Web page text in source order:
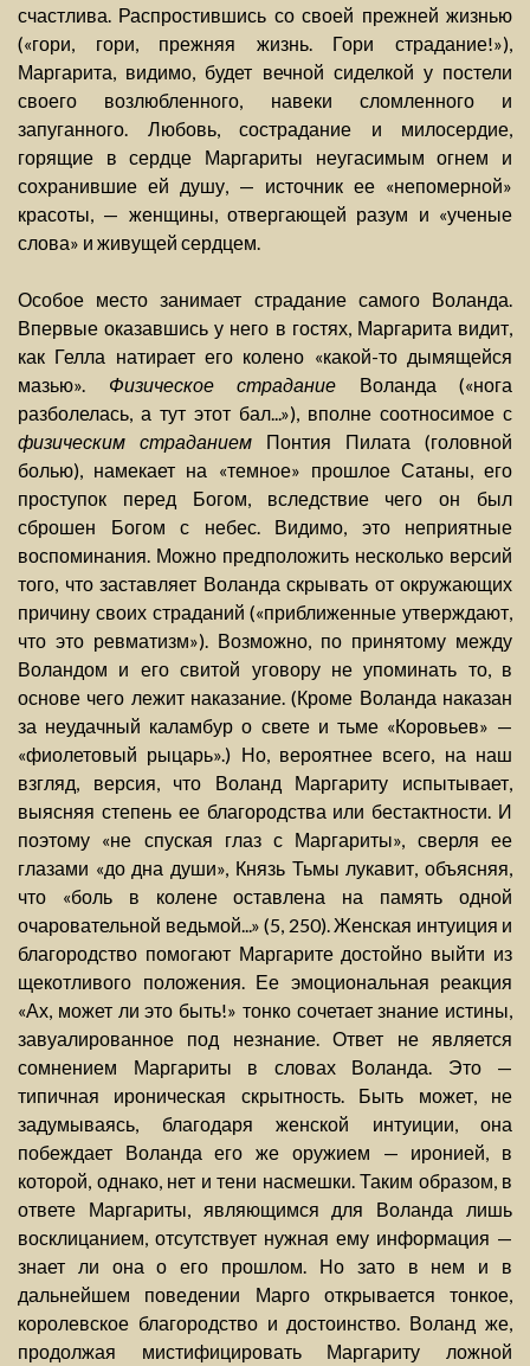
счастлива. Распростившись со своей прежней жизнью
(«гори, гори, прежняя жизнь. Гори страдание!»),
Маргарита, видимо, будет вечной сиделкой у постели
своего возлюбленного, навеки сломленного и
запуганного. Любовь, сострадание и милосердие,
горящие в сердце Маргариты неугасимым огнем и
сохранившие ей душу, — источник ее «непомерной»
красоты, — женщины, отвергающей разум и «ученые
слова» и живущей сердцем.
Особое место занимает страдание самого Воланда.
Впервые оказавшись у него в гостях, Маргарита видит,
как Гелла натирает его колено «какой-то дымящейся
мазью». Физическое страдание Воланда («нога
разболелась, а тут этот бал...»), вполне соотносимое с
физическим страданием Понтия Пилата (головной
болью), намекает на «темное» прошлое Сатаны, его
проступок перед Богом, вследствие чего он был
сброшен Богом с небес. Видимо, это неприятные
воспоминания. Можно предположить несколько версий
того, что заставляет Воланда скрывать от окружающих
причину своих страданий («приближенные утверждают,
что это ревматизм»). Возможно, по принятому между
Воландом и его свитой уговору не упоминать то, в
основе чего лежит наказание. (Кроме Воланда наказан
за неудачный каламбур о свете и тьме «Коровьев» —
«фиолетовый рыцарь».) Но, вероятнее всего, на наш
взгляд, версия, что Воланд Маргариту испытывает,
выясняя степень ее благородства или бестактности. И
поэтому «не спуская глаз с Маргариты», сверля ее
глазами «до дна души», Князь Тьмы лукавит, объясняя,
что «боль в колене оставлена на память одной
очаровательной ведьмой...» (5, 250). Женская интуиция и
благородство помогают Маргарите достойно выйти из
щекотливого положения. Ее эмоциональная реакция
«Ах, может ли это быть!» тонко сочетает знание истины,
завуалированное под незнание. Ответ не является
сомнением Маргариты в словах Воланда. Это —
типичная ироническая скрытность. Быть может, не
задумываясь, благодаря женской интуиции, она
побеждает Воланда его же оружием — иронией, в
которой, однако, нет и тени насмешки. Таким образом, в
ответе Маргариты, являющимся для Воланда лишь
восклицанием, отсутствует нужная ему информация —
знает ли она о его прошлом. Но зато в нем и в
дальнейшем поведении Марго открывается тонкое,
королевское благородство и достоинство. Воланд же,
продолжая мистифицировать Маргариту ложной